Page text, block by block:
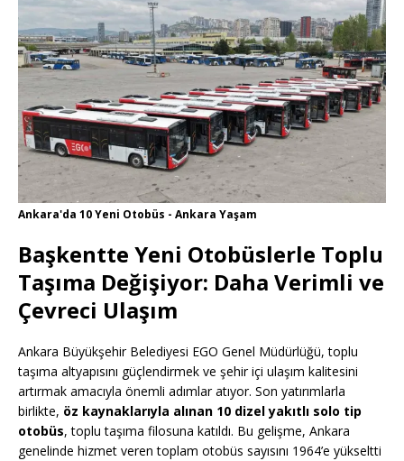
Ankara'da 10 Yeni Otobüs - Ankara Yaşam
Başkentte Yeni Otobüslerle Toplu
Taşıma Değişiyor: Daha Verimli ve
Çevreci Ulaşım
Ankara Büyükşehir Belediyesi EGO Genel Müdürlüğü, toplu
taşıma altyapısını güçlendirmek ve şehir içi ulaşım kalitesini
artırmak amacıyla önemli adımlar atıyor. Son yatırımlarla
birlikte, öz kaynaklarıyla alınan 10 dizel yakıtlı solo tip
otobüs, toplu taşıma filosuna katıldı. Bu gelişme, Ankara
genelinde hizmet veren toplam otobüs sayısını 1964’e yükseltti